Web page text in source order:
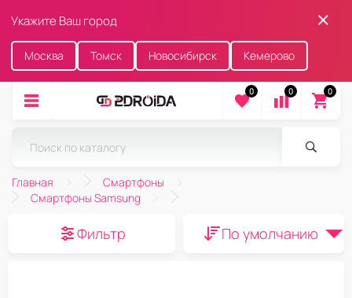
Укажите Ваш город
Москва Томск Новосибирск Кемерово
0 0 0
Главная
Смартфоны
Смартфоны Samsung
Фильтр По умолчанию